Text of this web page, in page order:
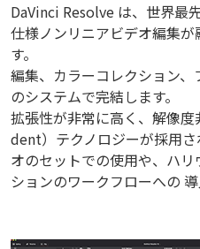
DaVinci Resolve は、世界最
仕様ノンリニアビデオ編集
す。
編集、カラーコレクション
のシステムで完結します。
拡張性が非常に高く、解像
dent）テクノロジーが採用
オのセットでの使用や、ハ
ションのワークフローへの 導